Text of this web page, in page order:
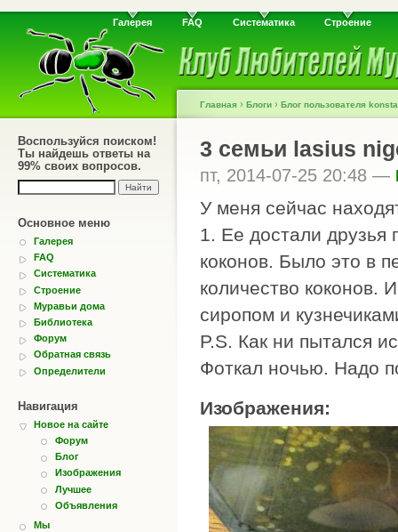
Галерея FAQ Систематика Строение
Воспользуйся поиском!
Ты найдешь ответы на
99% своих вопросов.
Основное меню
Галерея
FAQ
Систематика
Строение
Муравьи дома
Библиотека
Форум
Обратная связь
Определители
Навигация
Новое на сайте
Форум
Блог
Изображения
Лучшее
Объявления
Мы
Главная › Блоги › Блог пользователя
3 семьи lasius
пт, 2014-07-25 20:48 —
У меня сейчас
1. Ее достали друзья
коконов. Было это в
количество коконов.
сиропом и
P.S. Как ни пытался
Фоткал ночью. Надо
Изображения: